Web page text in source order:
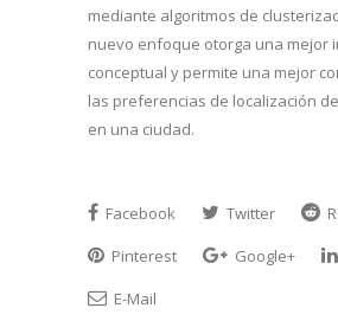
mediante algoritmos de
nuevo enfoque otorga una mejor
conceptual y permite una mejor
las preferencias de localización
en una ciudad.
Facebook Twitter
Pinterest
Google+
E-Mail